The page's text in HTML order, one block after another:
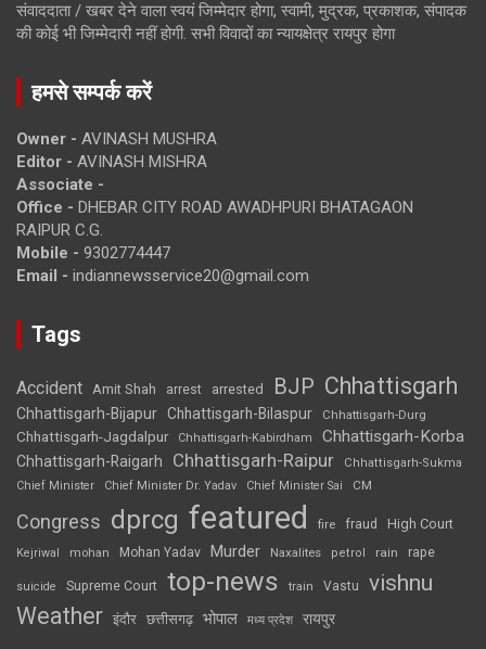
संवाददाता / खबर देने वाला स्वयं जिम्मेदार होगा, स्वामी, मुद्रक, प्रकाशक, संपादक
की कोई भी जिम्मेदारी नहीं होगी. सभी विवादों का न्यायक्षेत्र रायपुर होगा
हमसे सम्पर्क करें
Owner - AVINASH MUSHRA
Editor - AVINASH MISHRA
Associate -
Office - DHEBAR CITY ROAD AWADHPURI BHATAGAON
RAIPUR C.G.
Mobile - 9302774447
Email - indiannewsservice20@gmail.com
Tags
Accident Amit Shah arrest arrested BJP Chhattisgarh
Chhattisgarh-Bijapur Chhattisgarh-Bilaspur Chhattisgarh-Durg
Chhattisgarh-Jagdalpur Chhattisgarh-Kabirdham Chhattisgarh-Korba
Chhattisgarh-Raigarh Chhattisgarh-Raipur
Chhattisgarh-Sukma
Chief Minister
Chief Minister Dr. Yadav Chief Minister Sai CM
Congress dprcg featured fire fraud High Court
Kejriwal mohan Mohan Yadav Murder Naxalites petrol rain rape
suicide Supreme Court top-news train Vastu vishnu
Weather इंदौर छत्तीसगढ़ भोपाल मध्य प्रदेश रायपुर